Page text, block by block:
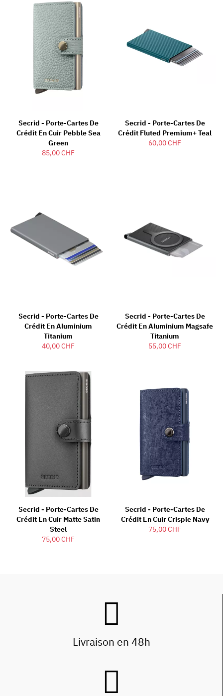
Secrid - Porte-Cartes De
Crédit En Cuir Pebble Sea
Green
85,00 CHF
Secrid - Porte-Cartes De
Crédit Fluted Premium+ Teal
60,00 CHF
Secrid - Porte-Cartes De
Crédit En Aluminium
Titanium
40,00 CHF
Secrid - Porte-Cartes De
Crédit En Aluminium Magsafe
Titanium
55,00 CHF
Secrid - Porte-Cartes De
Crédit En Cuir Matte Satin
Steel
75,00 CHF
Secrid - Porte-Cartes De
Crédit En Cuir Crisple Navy
75,00 CHF
Livraison en 48h